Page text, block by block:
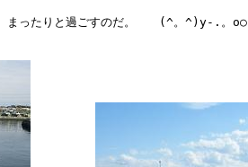
まったりと過ごすのだ。　　(^。^)y-.。o○